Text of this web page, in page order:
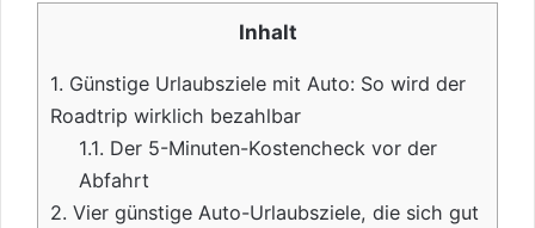
Inhalt
1. Günstige Urlaubsziele mit Auto: So wird der
Roadtrip wirklich bezahlbar
1.1. Der 5-Minuten-Kostencheck vor der
Abfahrt
2. Vier günstige Auto-Urlaubsziele, die sich gut